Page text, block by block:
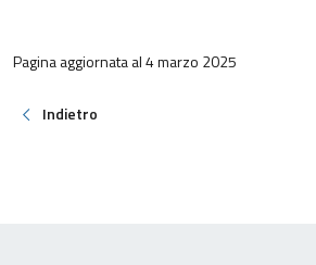
Pagina aggiornata al 4 marzo 2025
Indietro